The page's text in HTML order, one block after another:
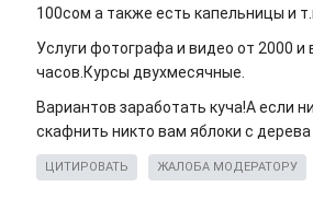
100сом а также есть капельницы и
Услуги фотографа и видео от 2000 и
часов.Курсы двухмесячные.
Вариантов заработать куча!А если
скафнить никто вам яблоки с
ЦИТИРОВАТЬ ЖАЛОБА МОДЕРАТОРУ